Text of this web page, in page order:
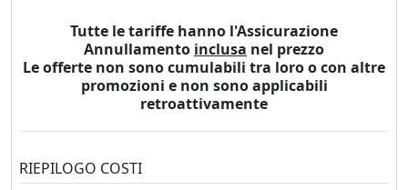
Tutte le tariffe hanno l'Assicurazione
Annullamento inclusa nel prezzo
Le offerte non sono cumulabili tra loro o con altre
promozioni e non sono applicabili
retroattivamente
RIEPILOGO COSTI